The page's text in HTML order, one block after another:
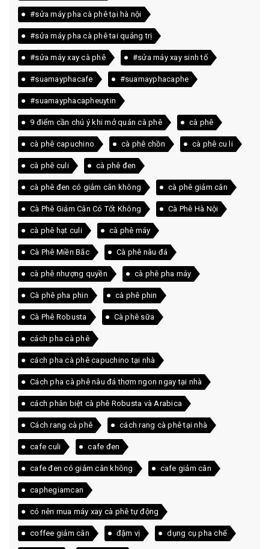
#sửa máy pha cà phê tại hà nội
#sửa máy pha cà phê tai quảng trị
#sửa máy xay cà phê #sửa máy xay sinh tố
#suamayphacafe #suamayphacaphe
#suamayphacapheuytin
9 điểm cần chú ý khi mở quán cà phê cà phê
cà phê capuchino cà phê chồn cà phê cu li
cà phê culi cà phê đen
cà phê đen có giảm cân không cà phê giảm cân
Cà Phê Giảm Cân Có Tốt Không Cà Phê Hà Nội
cà phê hạt culi cà phê máy
Cà Phê Miền Bắc Cà phê nâu đá
cà phê nhượng quyền cà phê pha máy
Cà phê pha phin cà phê phin
Cà Phê Robusta Cà phê sữa
cách pha cà phê
cách pha cà phê capuchino tại nhà
Cách pha cà phê nâu đá thơm ngon ngay tại nhà
cách phân biệt cà phê Robusta và Arabica
Cách rang cà phê cách rang cà phê tại nhà
cafe culi cafe đen
cafe đen có giảm cân không cafe giảm cân
caphegiamcan
có nên mua máy xay cà phê tự động
coffee giảm cân đậm vị dụng cụ pha chế